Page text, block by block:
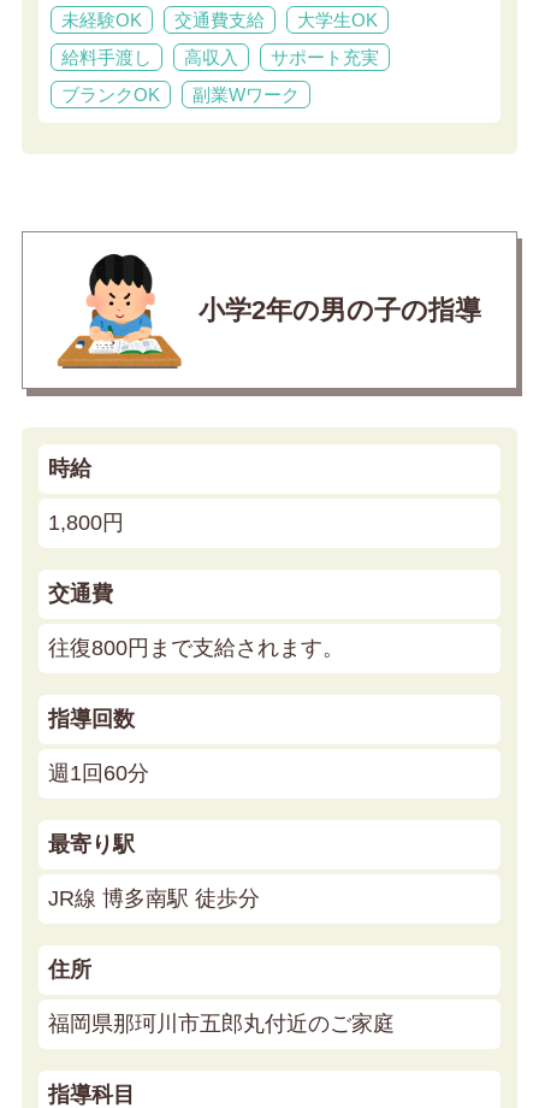
未経験OK 交通費支給
大学生OK
給料手渡し
高収入
サポート充実
ブランクOK
副業Wワーク
小学2年の男の子の指導
時給
1,800円
交通費
往復800円まで支給されます。
指導回数
週1回60分
最寄り駅
JR線 博多南駅 徒歩分
住所
福岡県那珂川市五郎丸付近のご家庭
指導科目